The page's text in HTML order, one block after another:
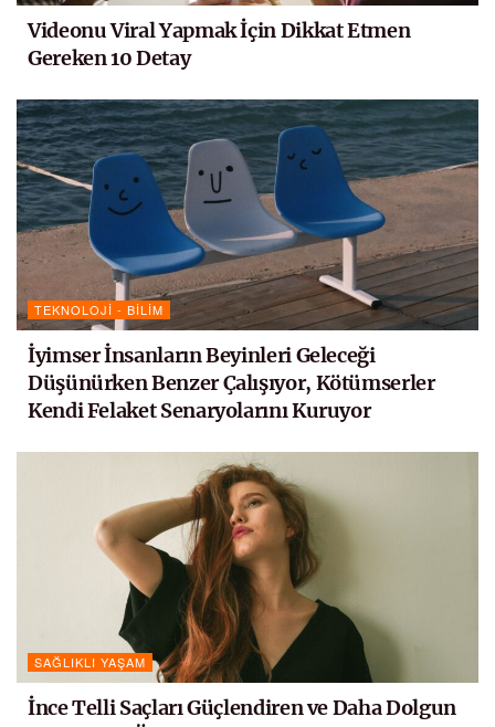
Videonu Viral Yapmak İçin Dikkat Etmen
Gereken 10 Detay
TEKNOLOJI - BILIM
İyimser İnsanların Beyinleri Geleceği
Düşünürken Benzer Çalışıyor, Kötümserler
Kendi Felaket Senaryolarını Kuruyor
SAĞLIKLI YAŞAM
İnce Telli Saçları Güçlendiren ve Daha Dolgun